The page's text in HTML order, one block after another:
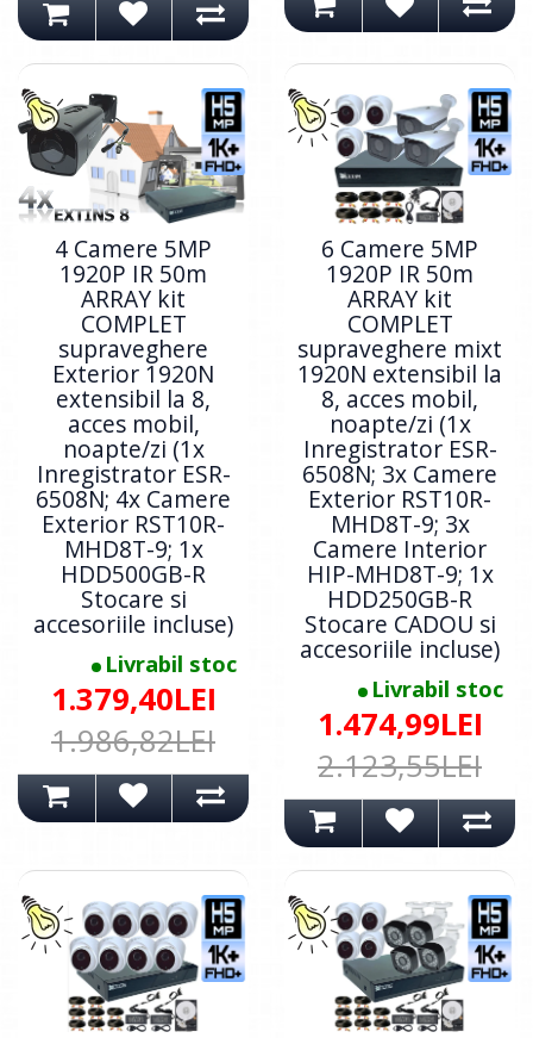
4 Camere 5MP
1920P IR 50m
ARRAY kit
COMPLET
supraveghere
Exterior 1920N
extensibil la 8,
acces mobil,
noapte/zi (1x
Inregistrator ESR-
6508N; 4x Camere
Exterior RST10R-
MHD8T-9; 1x
HDD500GB-R
Stocare si
accesoriile incluse)
Livrabil stoc
1.379,40LEI
1.986,82LEI
6 Camere 5MP
1920P IR 50m
ARRAY kit
COMPLET
supraveghere mixt
1920N extensibil la
8, acces mobil,
noapte/zi (1x
Inregistrator ESR-
6508N; 3x Camere
Exterior RST10R-
MHD8T-9; 3x
Camere Interior
HIP-MHD8T-9; 1x
HDD250GB-R
Stocare CADOU si
accesoriile incluse)
Livrabil stoc
1.474,99LEI
2.123,55LEI